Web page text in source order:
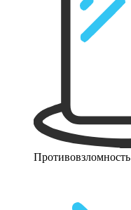
Противовзломность